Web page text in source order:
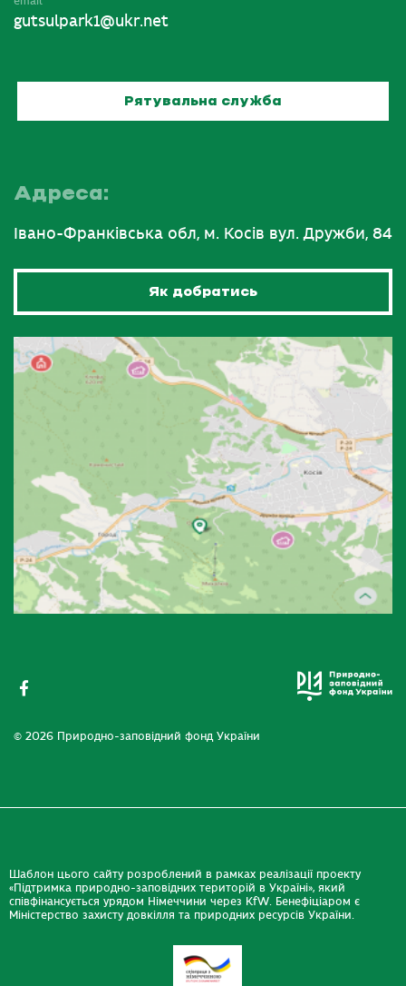
gutsulpark1@ukr.net
Рятувальна служба
Адреса:
Івано-Франківська обл, м. Косів вул. Дружби, 84
Як добратись
© 2026 Природно-заповідний фонд України
Шаблон цього сайту розроблений в рамках реалізації проекту
«Підтримка природно-заповідних територій в Україні», який
співфінансується урядом Німеччини через KfW. Бенефіціаром є
Міністерство захисту довкілля та природних ресурсів України.